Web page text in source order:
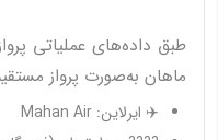
طبق داده‌های عملیاتی
ماهان به‌صورت پرواز
✈️ ایرلاین: Mahan Air